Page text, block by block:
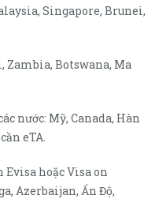
Singapore, Brunei,
Zambia, Botswana, Ma
nước: Mỹ, Canada, Hàn
eTA.
Evisa hoặc Visa on
Azerbaijan, Ấn Độ,